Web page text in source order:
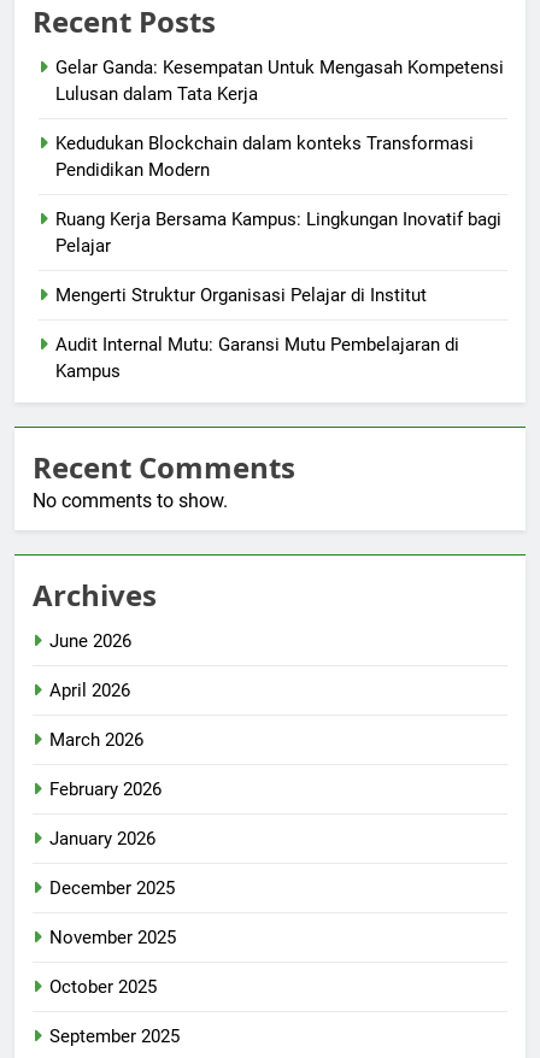
Recent Posts
Gelar Ganda: Kesempatan Untuk Mengasah Kompetensi
Lulusan dalam Tata Kerja
Kedudukan Blockchain dalam konteks Transformasi
Pendidikan Modern
Ruang Kerja Bersama Kampus: Lingkungan Inovatif bagi
Pelajar
Mengerti Struktur Organisasi Pelajar di Institut
Audit Internal Mutu: Garansi Mutu Pembelajaran di
Kampus
Recent Comments
No comments to show.
Archives
June 2026
April 2026
March 2026
February 2026
January 2026
December 2025
November 2025
October 2025
September 2025